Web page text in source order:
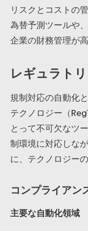
リスクとコストの
為替予測ツールや
企業の財務管理が
レギュラト
規制対応の自動化
テクノロジー（
とって不可欠なツ
制環境に対応しな
に、テクノロジー
コンプライアン
主要な自動化領域